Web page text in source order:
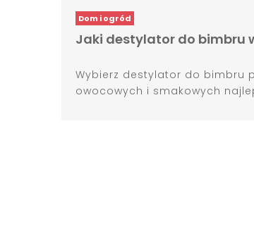
Dom i ogród
Jaki destylator do bimbru
Wybierz destylator do bimbru
owocowych i smakowych